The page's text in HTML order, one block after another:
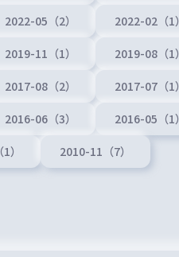
2022-05（2） 2022-02（1）
2019-11（1） 2019-08（1）
2017-08（2） 2017-07（1）
2016-06（3） 2016-05（1）
） 2010-11（7）